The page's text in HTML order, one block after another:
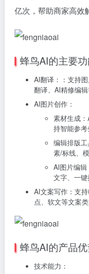
亿次，帮助商家高效
蜂鸟AI的主要
AI翻译：：支持
翻译、AI精修编
AI图片创作：
素材生成
持智能参考
编辑排版
素/标线、
AI图片编
文字、一键
AI文案写作：支
点、软文等文案类
蜂鸟AI的产品
技术能力：